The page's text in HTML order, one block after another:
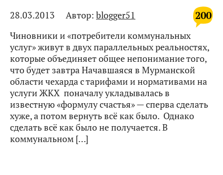
200
28.03.2013 Автор: blogger51
Чиновники и «потребители коммунальных
услуг» живут в двух параллельных реальностях,
которые объединяет общее непонимание того,
что будет завтра Начавшаяся в Мурманской
области чехарда с тарифами и нормативами на
услуги ЖКХ поначалу укладывалась в
известную «формулу счастья» — сперва сделать
хуже, а потом вернуть всё как было. Однако
сделать всё как было не получается. В
коммунальном […]